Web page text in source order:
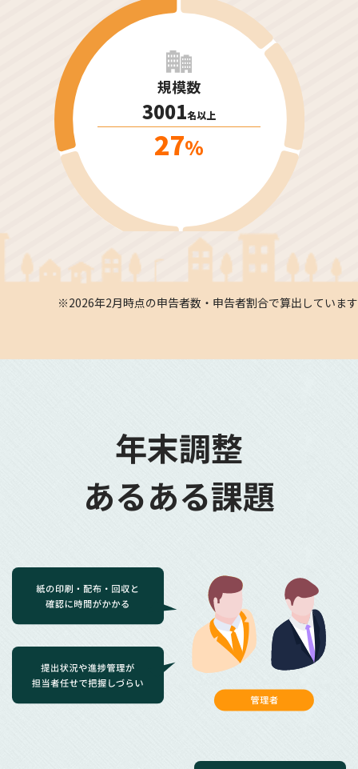
規模数
3001名以上
27%
※2026年2月時点の申告者数・申告者割合で算出しています
年末調整
あるある課題